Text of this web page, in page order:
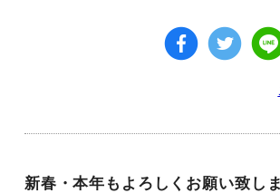
新春・本年もよろしくお願い致しま